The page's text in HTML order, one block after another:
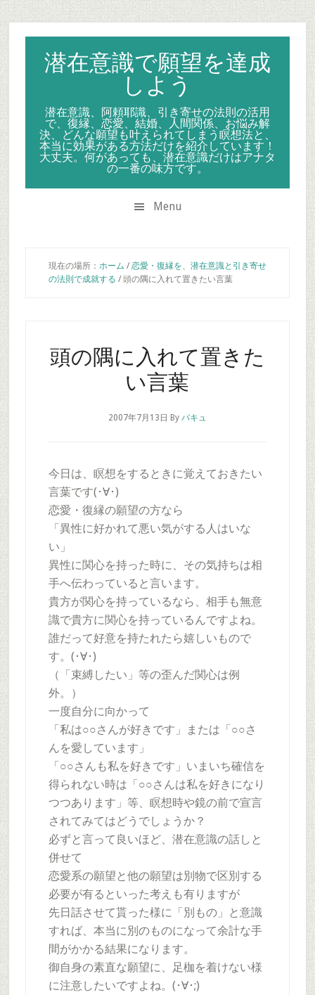
Skip
to
secondary
menu
Skip
to
main
content
Skip
to
primary
sidebar
潜在意識で願望を達成
しよう
潜在意識、阿頼耶識、引き寄せの法則の活用
で、復縁、恋愛、結婚、人間関係、お悩み解
決、どんな願望も叶えられてしまう瞑想法と、
本当に効果がある方法だけを紹介しています！
大丈夫。何があっても、潜在意識だけはアナタ
の一番の味方です。
Menu
現在の場所： ホーム / 恋愛・復縁を、潜在意識と引き寄せ
の法則で成就する /頭の隅に入れて置きたい言葉
頭の隅に入れて置きた
い言葉
2007年7月13日 By バキュ
今日は、瞑想をするときに覚えておきたい
言葉です(･∀･)
恋愛・復縁の願望の方なら
「異性に好かれて悪い気がする人はいな
い」
異性に関心を持った時に、その気持ちは相
手へ伝わっていると言います。
貴方が関心を持っているなら、相手も無意
識で貴方に関心を持っているんですよね。
誰だって好意を持たれたら嬉しいもので
す。(･∀･)
（「束縛したい」等の歪んだ関心は例
外。）
一度自分に向かって
「私は○○さんが好きです」または「○○さ
んを愛しています」
「○○さんも私を好きです」いまいち確信を
得られない時は「○○さんは私を好きになり
つつあります」等、瞑想時や鏡の前で宣言
されてみてはどうでしょうか？
必ずと言って良いほど、潜在意識の話しと
併せて
恋愛系の願望と他の願望は別物で区別する
必要が有るといった考えも有りますが
先日話させて貰った様に「別もの」と意識
すれば、本当に別のものになって余計な手
間がかかる結果になります。
御自身の素直な願望に、足枷を着けない様
に注意したいですよね。(･∀･;)